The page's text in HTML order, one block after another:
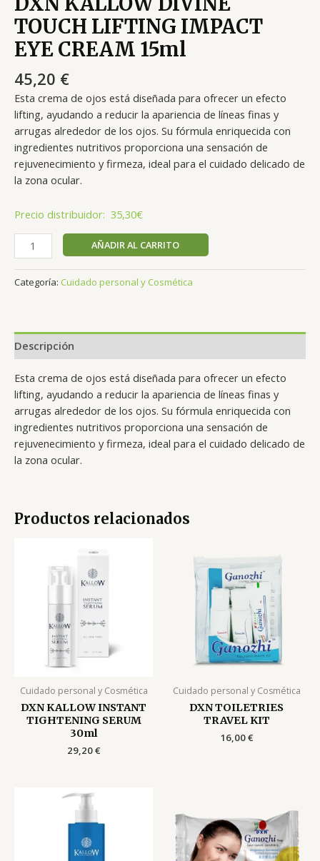
TOUCH LIFTING IMPACT
EYE CREAM 15ml
45,20 €
Esta crema de ojos está diseñada para ofrecer un efecto
lifting, ayudando a reducir la apariencia de líneas finas y
arrugas alrededor de los ojos. Su fórmula enriquecida con
ingredientes nutritivos proporciona una sensación de
rejuvenecimiento y firmeza, ideal para el cuidado delicado de
la zona ocular.
Precio distribuidor: 35,30€
AÑADIR AL CARRITO
Categoría: Cuidado personal y Cosmética
Descripción
Esta crema de ojos está diseñada para ofrecer un efecto
lifting, ayudando a reducir la apariencia de líneas finas y
arrugas alrededor de los ojos. Su fórmula enriquecida con
ingredientes nutritivos proporciona una sensación de
rejuvenecimiento y firmeza, ideal para el cuidado delicado de
la zona ocular.
Productos relacionados
Cuidado personal y Cosmética
DXN KALLOW INSTANT
TIGHTENING SERUM
30ml
29,20€
Cuidado personal y Cosmética
DXN TOILETRIES
TRAVEL KIT
16,00€